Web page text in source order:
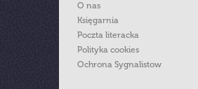
O nas
Księgarnia
Poczta literacka
Polityka cookies
Ochrona Sygnalistow